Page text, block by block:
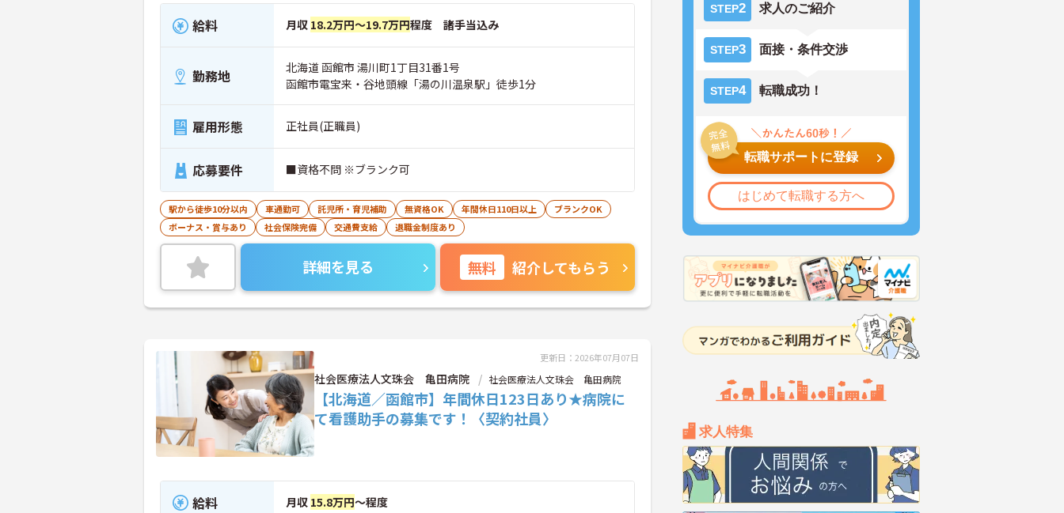
STEP2 求人のご紹介
STEP3 面接・条件交渉
STEP4 転職成功！
転職サポートに登録
はじめて転職する方へ
求人特集
給料 月収 18.2万円～19.7万円程度 諸手当込み
勤務地
北海道 函館市 湯川町1丁目31番1号
函館市電宝来・谷地頭線「湯の川温泉駅」徒歩1分
雇用形態 正社員(正職員)
応募要件 ■資格不問 ※ブランク可
駅から徒歩10分以内 車通勤可 託児所・育児補助 無資格OK 年間休日110日以上
ブランクOK
ボーナス・賞与あり
社会保険完備 交通費支給 退職金制度あり
詳細を見る 無料 紹介してもらう
更新日：2026年07月07日
社会医療法人文珠会 亀田病院 社会医療法人文珠会 亀田病院
【北海道／函館市】年間休日123日あり★病院に
て看護助手の募集です！〈契約社員〉
給料 月収 15.8万円～程度